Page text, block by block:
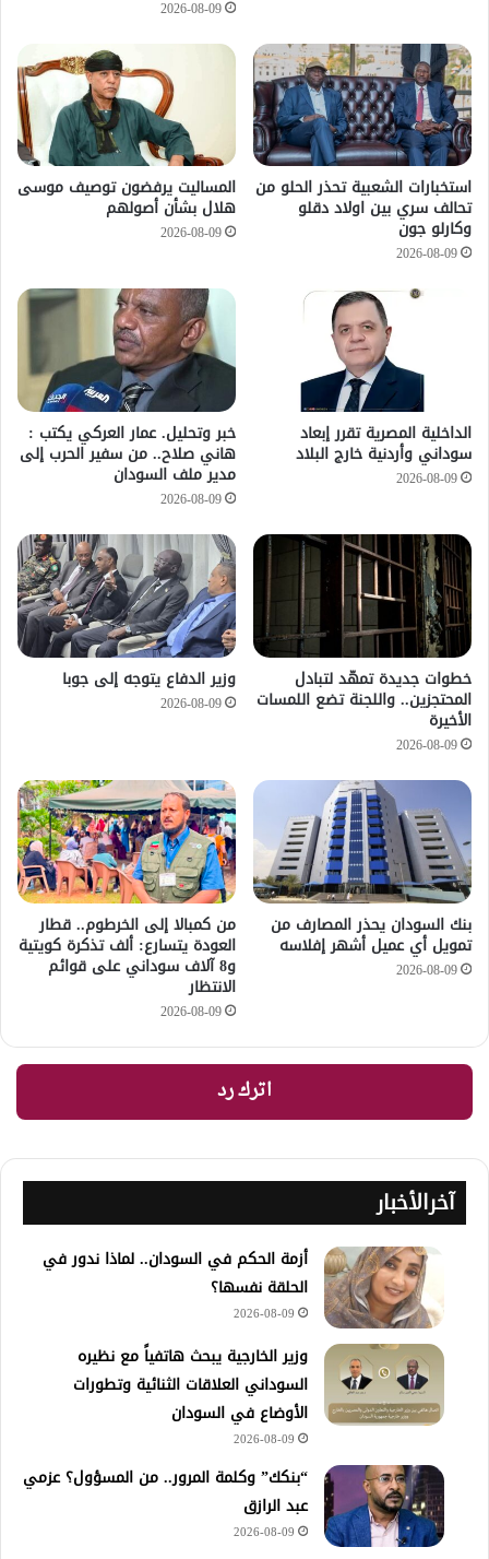
2026-08-09
استخبارات الشعبية تحذر الحلو من
تحالف سري بين اولاد دقلو
وكارلو جون
2026-08-09
المساليت يرفضون توصيف موسى
هلال بشأن أصولهم
2026-08-09
الداخلية المصرية تقرر إبعاد
سوداني وأردنية خارج البلاد
2026-08-09
خبر وتحليل. عمار العركي يكتب :
هاني صلاح.. من سفير الحرب إلى
مدير ملف السودان
2026-08-09
خطوات جديدة تمهّد لتبادل
المحتجزين.. واللجنة تضع اللمسات
الأخيرة
2026-08-09
وزير الدفاع يتوجه إلى جوبا
2026-08-09
بنك السودان يحذر المصارف من
تمويل أي عميل أشهر إفلاسه
2026-08-09
من كمبالا إلى الخرطوم.. قطار
العودة يتسارع: ألف تذكرة كويتية
و8 آلاف سوداني على قوائم
الانتظار
2026-08-09
اترك رد
آخرالأخبار
أزمة الحكم في السودان.. لماذا ندور في
الحلقة نفسها؟
2026-08-09
وزير الخارجية يبحث هاتفياً مع نظيره
السوداني العلاقات الثنائية وتطورات
الأوضاع في السودان
2026-08-09
“بنكك” وكلمة المرور.. من المسؤول؟ عزمي
عبد الرازق
2026-08-09